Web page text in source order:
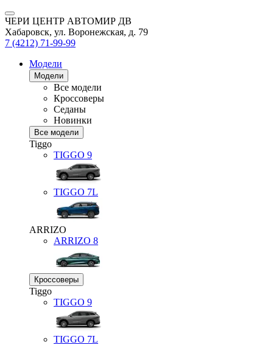
ЧЕРИ ЦЕНТР АВТОМИР ДВ
Хабаровск, ул. Воронежская, д. 79
7 (4212) 71-99-99
Модели
Модели
Все модели
Кроссоверы
Седаны
Новинки
Все модели
Tiggo
TIGGO 9
TIGGO 7L
ARRIZO
ARRIZO 8
Кроссоверы
Tiggo
TIGGO 9
TIGGO 7L